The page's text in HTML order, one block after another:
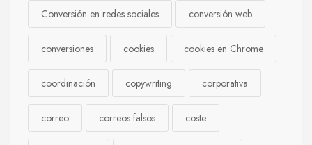
Conversión en redes sociales conversión web
conversiones cookies cookies en Chrome
coordinación copywriting corporativa
correo correos falsos coste